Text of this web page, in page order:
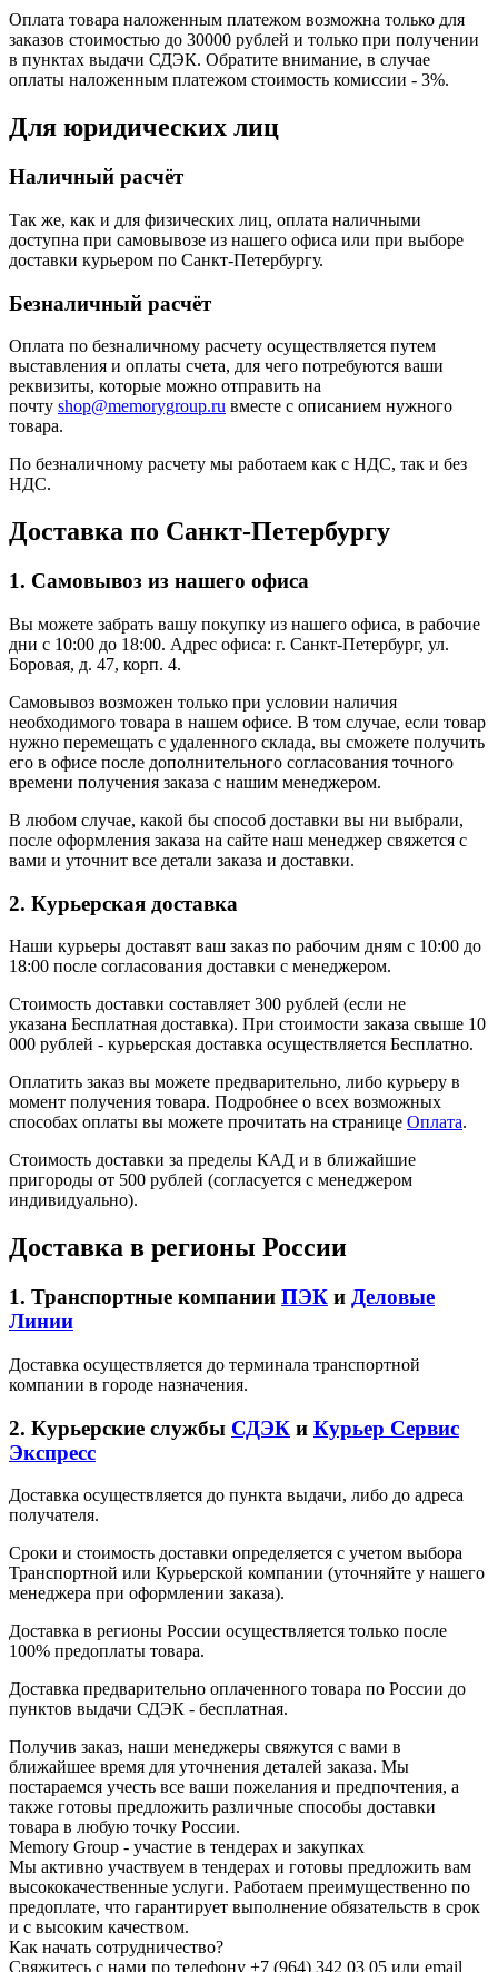
Оплата товара наложенным платежом возможна только для
заказов стоимостью до 30000 рублей и только при получении
в пунктах выдачи СДЭК. Обратите внимание, в случае
оплаты наложенным платежом стоимость комиссии - 3%.
Для юридических лиц
Наличный расчёт
Так же, как и для физических лиц, оплата наличными
доступна при самовывозе из нашего офиса или при выборе
доставки курьером по Санкт-Петербургу.
Безналичный расчёт
Оплата по безналичному расчету осуществляется путем
выставления и оплаты счета, для чего потребуются ваши
реквизиты, которые можно отправить на
почту shop@memorygroup.ru вместе с описанием нужного
товара.
По безналичному расчету мы работаем как с НДС, так и без
НДС.
Доставка по Санкт-Петербургу
1. Самовывоз из нашего офиса
Вы можете забрать вашу покупку из нашего офиса, в рабочие
дни с 10:00 до 18:00. Адрес офиса: г. Санкт-Петербург, ул.
Боровая, д. 47, корп. 4.
Самовывоз возможен только при условии наличия
необходимого товара в нашем офисе. В том случае, если товар
нужно перемещать с удаленного склада, вы сможете получить
его в офисе после дополнительного согласования точного
времени получения заказа с нашим менеджером.
В любом случае, какой бы способ доставки вы ни выбрали,
после оформления заказа на сайте наш менеджер свяжется с
вами и уточнит все детали заказа и доставки.
2. Курьерская доставка
Наши курьеры доставят ваш заказ по рабочим дням с 10:00 до
18:00 после согласования доставки с менеджером.
Стоимость доставки составляет 300 рублей (если не
указана Бесплатная доставка). При стоимости заказа свыше 10
000 рублей - курьерская доставка осуществляется Бесплатно.
Оплатить заказ вы можете предварительно, либо курьеру в
момент получения товара. Подробнее о всех возможных
способах оплаты вы можете прочитать на странице Оплата.
Стоимость доставки за пределы КАД и в ближайшие
пригороды от 500 рублей (согласуется с менеджером
индивидуально).
Доставка в регионы России
1. Транспортные компании ПЭК и Деловые
Линии
Доставка осуществляется до терминала транспортной
компании в городе назначения.
2. Курьерские службы СДЭК и Курьер Сервис
Экспресс
Доставка осуществляется до пункта выдачи, либо до адреса
получателя.
Сроки и стоимость доставки определяется с учетом выбора
Транспортной или Курьерской компании (уточняйте у нашего
менеджера при оформлении заказа).
Доставка в регионы России осуществляется только после
100% предоплаты товара.
Доставка предварительно оплаченного товара по России до
пунктов выдачи СДЭК - бесплатная.
Получив заказ, наши менеджеры свяжутся с вами в
ближайшее время для уточнения деталей заказа. Мы
постараемся учесть все ваши пожелания и предпочтения, а
также готовы предложить различные способы доставки
товара в любую точку России.
Memory Group - участие в тендерах и закупках
Мы активно участвуем в тендерах и готовы предложить вам
высококачественные услуги. Работаем преимущественно по
предоплате, что гарантирует выполнение обязательств в срок
и с высоким качеством.
Как начать сотрудничество?
Свяжитесь с нами по телефону +7 (964) 342 03 05 или email